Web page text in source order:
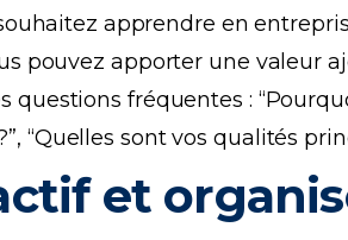
apprendre en
pouvez apporter une valeur
questions fréquentes :
“Quelles sont vos qualités
et